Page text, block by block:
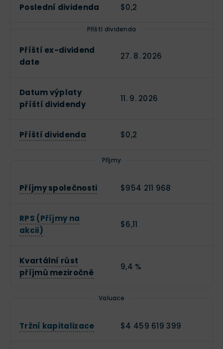
Poslední dividenda $0,2
Příští dividenda
Příští ex-dividend
date
27. 8. 2026
Datum výplaty
příští dividendy
11. 9. 2026
Příští dividenda $0,2
Příjmy
Příjmy společnosti $954 211 968
RPS (Příjmy na
akcii)
$6,11
Kvartální růst
příjmů meziročně
9,4 %
Valuace
Tržní kapitalizace $4 459 619 399